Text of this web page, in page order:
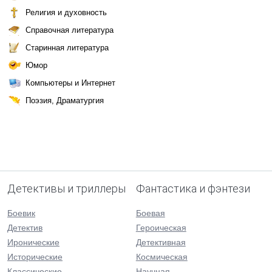
Религия и духовность
Справочная литература
Старинная литература
Юмор
Компьютеры и Интернет
Поэзия, Драматургия
Детективы и триллеры
Боевик
Детектив
Иронические
Исторические
Фантастика и фэнтези
Боевая
Героическая
Детективная
Космическая